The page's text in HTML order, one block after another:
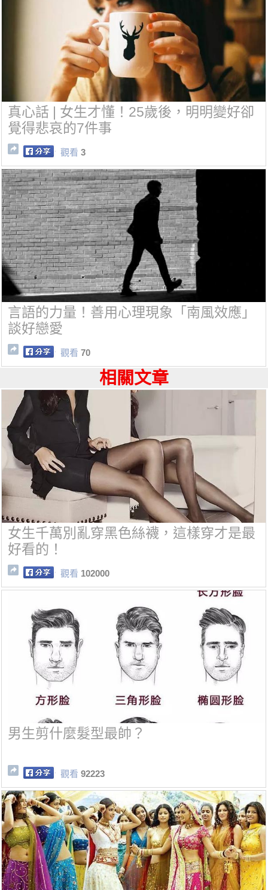
真心話 | 女生才懂！25歲後，明明變好卻
覺得悲哀的7件事
觀看 3
言語的力量！善用心理現象「南風效應」
談好戀愛
觀看 70
相關文章
女生千萬別亂穿黑色絲襪，這樣穿才是最
好看的！
觀看 102000
男生剪什麼髮型最帥？
觀看 92223